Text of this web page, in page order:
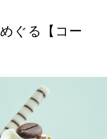
ぐる【コー